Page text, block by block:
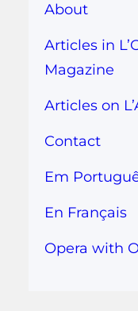
About
Articles in
Magazine
Articles on
Contact
Em
En Français
Opera with